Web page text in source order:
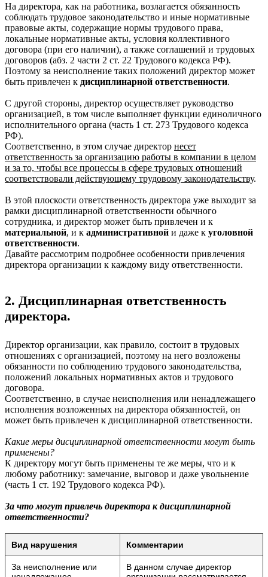
На директора, как на работника, возлагается обязанность
соблюдать трудовое законодательство и иные нормативные
правовые акты, содержащие нормы трудового права,
локальные нормативные акты, условия коллективного
договора (при его наличии), а также соглашений и трудовых
договоров (абз. 2 части 2 ст. 22 Трудового кодекса РФ).
Поэтому за неисполнение таких положений директор может
быть привлечен к дисциплинарной ответственности.
С другой стороны, директор осуществляет руководство
организацией, в том числе выполняет функции единоличного
исполнительного органа (часть 1 ст. 273 Трудового кодекса
РФ).
Соответственно, в этом случае директор несет
ответственность за организацию работы в компании в целом
и за то, чтобы все процессы в сфере трудовых отношений
соответствовали действующему трудовому законодательству.
В этой плоскости ответственность директора уже выходит за
рамки дисциплинарной ответственности обычного
сотрудника, и директор может быть привлечен и к
материальной, и к административной и даже к уголовной
ответственности.
Давайте рассмотрим подробнее особенности привлечения
директора организации к каждому виду ответственности.
2. Дисциплинарная ответственность
директора.
Директор организации, как правило, состоит в трудовых
отношениях с организацией, поэтому на него возложены
обязанности по соблюдению трудового законодательства,
положений локальных нормативных актов и трудового
договора.
Соответственно, в случае неисполнения или ненадлежащего
исполнения возложенных на директора обязанностей, он
может быть привлечен к дисциплинарной ответственности.
Какие меры дисциплинарной ответственности могут быть
применены?
К директору могут быть применены те же меры, что и к
любому работнику: замечание, выговор и даже увольнение
(часть 1 ст. 192 Трудового кодекса РФ).
За что могут привлечь директора к дисциплинарной
ответственности?
Вид нарушения Комментарии
За неисполнение или
В данном случае директор